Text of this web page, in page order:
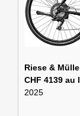
Riese &
CHF 4139 au
2025